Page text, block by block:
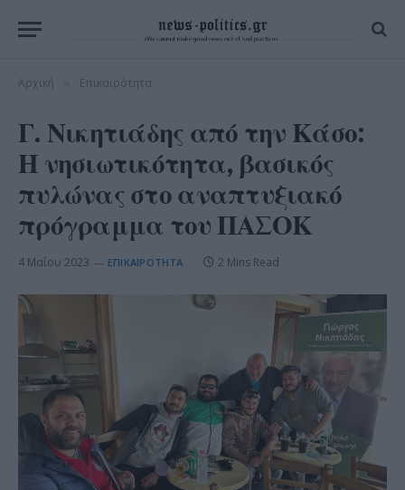
Αρχική Επικαιρότητα
Γ. Νικητιάδης από την Κάσο:
Η νησιωτικότητα, βασικός
πυλώνας στο αναπτυξιακό
πρόγραμμα του ΠΑΣΟΚ
4 Μαΐου 2023 ΕΠΙΚΑΙΡΌΤΗΤΑ 2 Mins Read